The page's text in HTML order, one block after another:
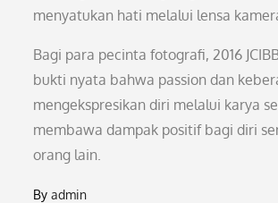
menyatukan hati melalui lensa
Bagi para pecinta fotografi, 2016
bukti nyata bahwa passion dan
mengekspresikan diri melalui karya
membawa dampak positif bagi diri
orang lain.
Byadmin